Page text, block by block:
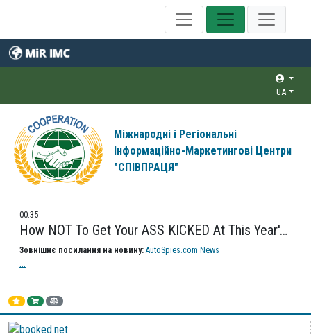
UA
Міжнародні і Регіональні
Інформаційно-Маркетингові Центри
"СПІВПРАЦЯ"
00:35
How NOT To Get Your ASS KICKED At This Year's Sturgis Pilgrimage.
Зовнішнє посилання на новину: AutoSpies.com News
...